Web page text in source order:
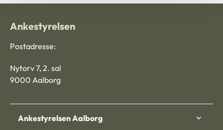
Ankestyrelsen
Postadresse:
Nytorv 7, 2. sal
9000 Aalborg
Ankestyrelsen Aalborg